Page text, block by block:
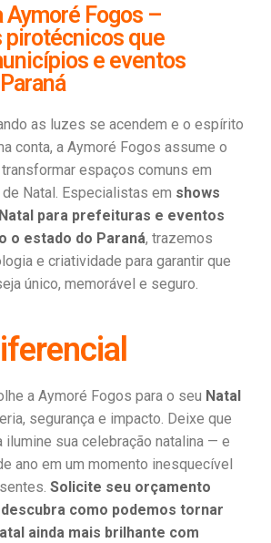
Aymoré Fogos –
pirotécnicos que
e eventos
as luzes se acendem e o espírito
conta, a Aymoré Fogos assume o
espaços comuns em
Natal. Especialistas em shows
para prefeituras e eventos
o estado do Paraná, trazemos
e criatividade para garantir que
único, memorável e seguro.
a Aymoré Fogos para o seu Natal
segurança e impacto. Deixe que
sua celebração natalina — e
ano em um momento inesquecível
Solicite seu orçamento
como podemos tornar
ainda mais brilhante com